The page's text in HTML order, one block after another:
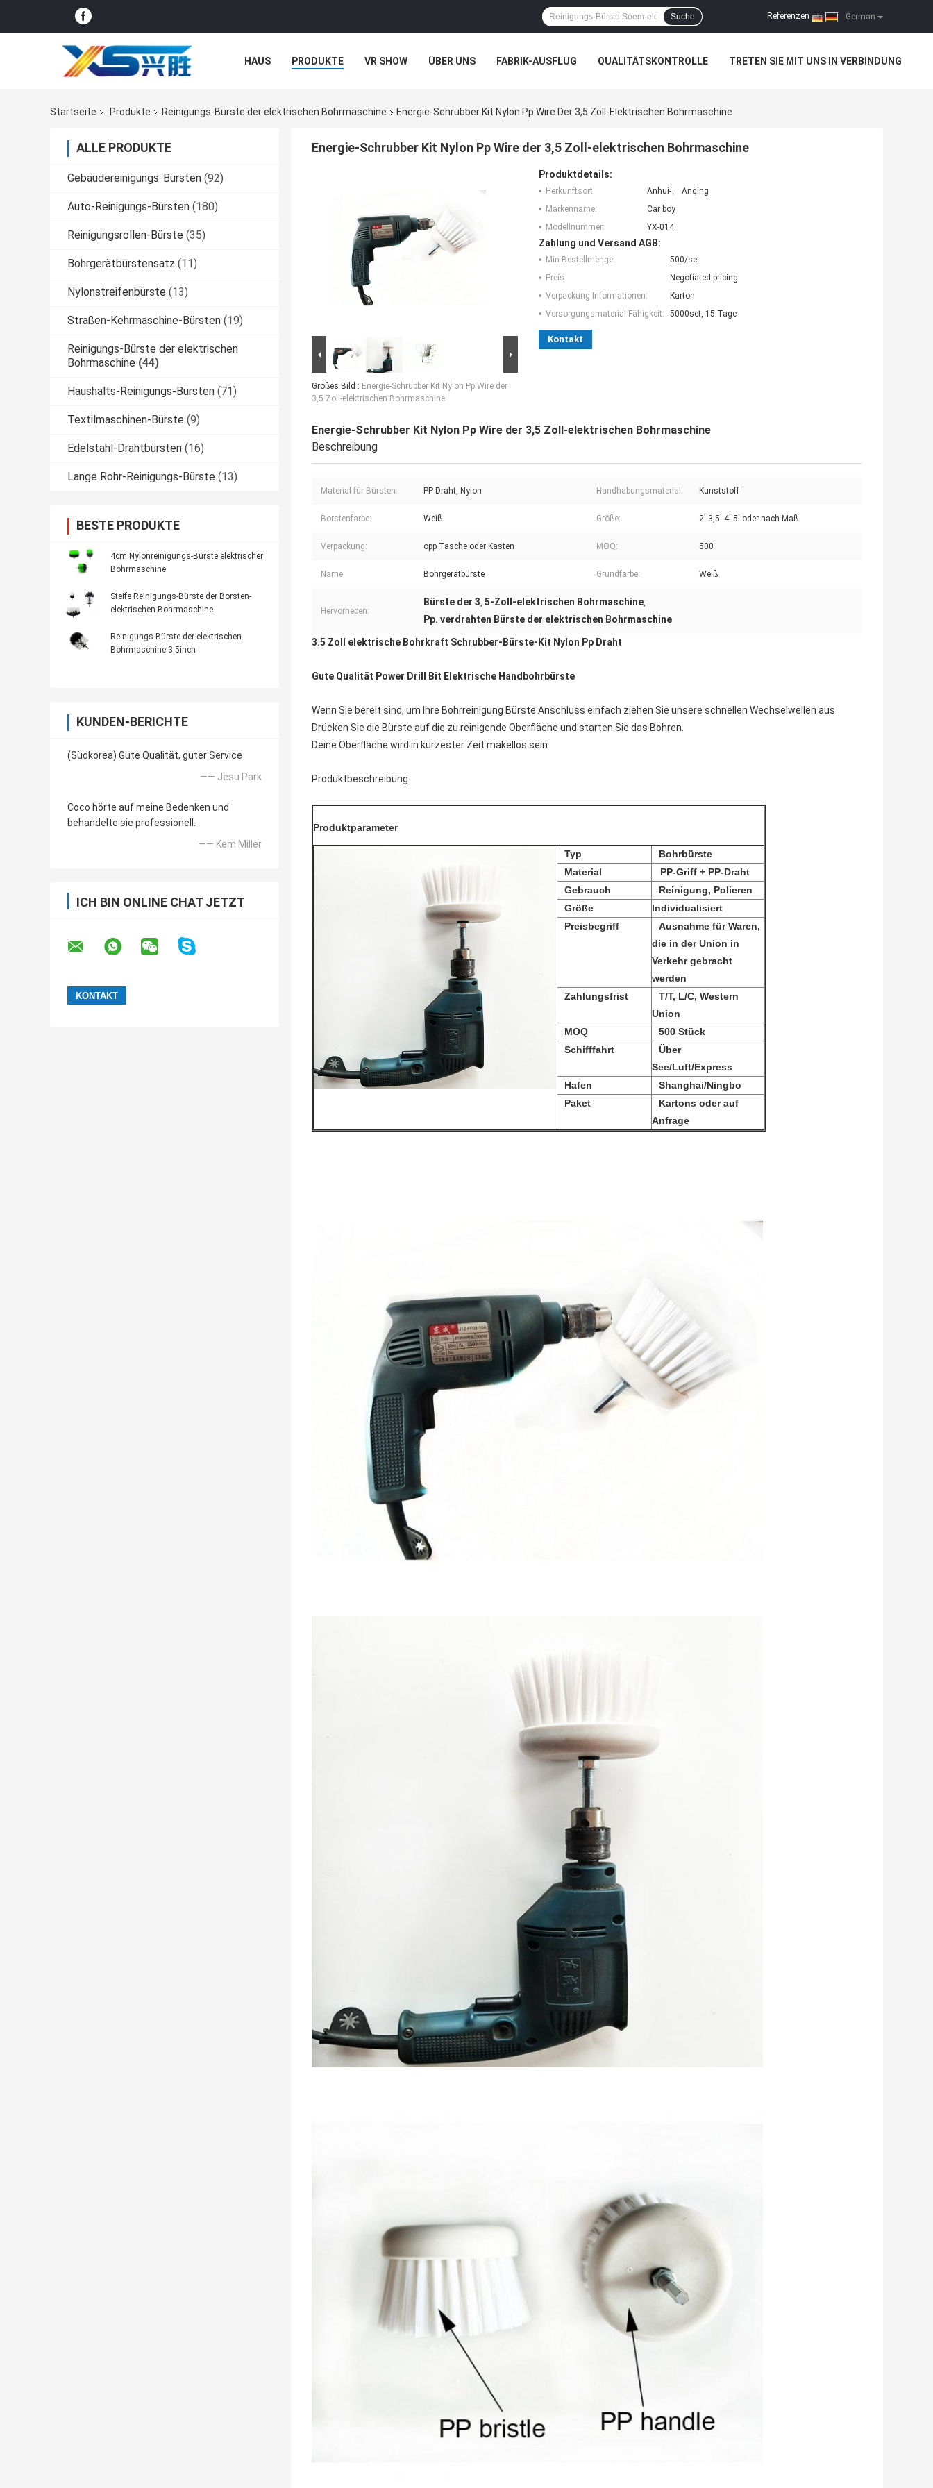
German
Referenzen |
Suche
HAUS PRODUKTE VR SHOW ÜBER UNS FABRIK-AUSFLUG QUALITÄTSKONTROLLE TRETEN SIE MIT UNS IN VERBINDUNG
Startseite
Produkte Reinigungs-Bürste der elektrischen Bohrmaschine Energie-Schrubber Kit Nylon Pp Wire Der 3,5 Zoll-Elektrischen Bohrmaschine
ALLE PRODUKTE
Gebäudereinigungs-Bürsten (92)
Auto-Reinigungs-Bürsten (180)
Reinigungsrollen-Bürste (35)
Bohrgerätbürstensatz (11)
Nylonstreifenbürste (13)
Straßen-Kehrmaschine-Bürsten (19)
Reinigungs-Bürste der elektrischen
Bohrmaschine (44)
Haushalts-Reinigungs-Bürsten (71)
Textilmaschinen-Bürste (9)
Edelstahl-Drahtbürsten (16)
Lange Rohr-Reinigungs-Bürste (13)
BESTE PRODUKTE
4cm Nylonreinigungs-Bürste elektrischer
Bohrmaschine
Steife Reinigungs-Bürste der Borsten-
elektrischen Bohrmaschine
Reinigungs-Bürste der elektrischen
Bohrmaschine 3.5inch
KUNDEN-BERICHTE
(Südkorea) Gute Qualität, guter Service
—— Jesu Park
Coco hörte auf meine Bedenken und
behandelte sie professionell.
—— Kem Miller
ICH BIN ONLINE CHAT JETZT
Energie-Schrubber Kit Nylon Pp Wire der 3,5 Zoll-elektrischen Bohrmaschine
Großes Bild : Energie-Schrubber Kit Nylon Pp Wire der
3,5 Zoll-elektrischen Bohrmaschine
Produktdetails:
Herkunftsort:
Anhui-、 Anqing
Markenname:
Car boy
Modellnummer:
YX-014
Zahlung und Versand AGB:
Min Bestellmenge:
500/set
Preis:
Negotiated pricing
Verpackung Informationen:
Karton
Versorgungsmaterial-Fähigkeit:
5000set, 15 Tage
Kontakt
Energie-Schrubber Kit Nylon Pp Wire der 3,5 Zoll-elektrischen Bohrmaschine
Beschreibung
Material für Bürsten: PP-Draht, Nylon Handhabungsmaterial: Kunststoff
Borstenfarbe: Weiß Größe: 2' 3,5' 4' 5' oder nach Maß
Verpackung: opp Tasche oder Kasten MOQ: 500
Name: Bohrgerätbürste Grundfarbe: Weiß
Hervorheben:
Bürste der 3, 5-Zoll-elektrischen Bohrmaschine,
Pp. verdrahten Bürste der elektrischen Bohrmaschine
3.5 Zoll elektrische Bohrkraft Schrubber-Bürste-Kit Nylon Pp Draht
Gute Qualität Power Drill Bit Elektrische Handbohrbürste
Wenn Sie bereit sind, um Ihre Bohrreinigung Bürste Anschluss einfach ziehen Sie unsere schnellen Wechselwellen aus
Drücken Sie die Bürste auf die zu reinigende Oberfläche und starten Sie das Bohren.
Deine Oberfläche wird in kürzester Zeit makellos sein.
Produktbeschreibung
Produktparameter
Typ
Bohrbürste
Material
PP-Griff + PP-Draht
Gebrauch
Reinigung, Polieren
Größe
Individualisiert
Preisbegriff
Ausnahme für Waren,
die in der Union in
Verkehr gebracht
werden
Zahlungsfrist
T/T, L/C, Western
Union
MOQ
500 Stück
Schifffahrt
Über
See/Luft/Express
Hafen
Shanghai/Ningbo
Paket
Kartons oder auf
Anfrage